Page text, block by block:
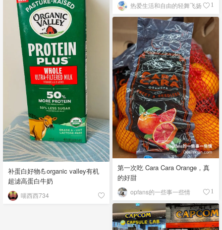
热爱生活和自由的轻舞飞扬 1
补蛋白好物💪organic valley有机
超滤高蛋白牛奶
喵西西734
第一次吃 Cara Cara Orange，真
的好甜
opfans的一些事一些情 1